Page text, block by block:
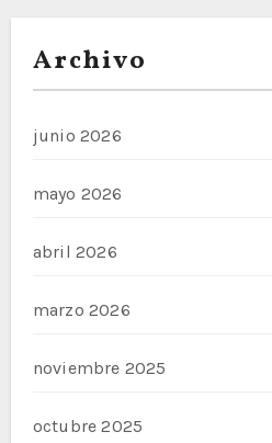
Archivo
junio 2026
mayo 2026
abril 2026
marzo 2026
noviembre 2025
octubre 2025